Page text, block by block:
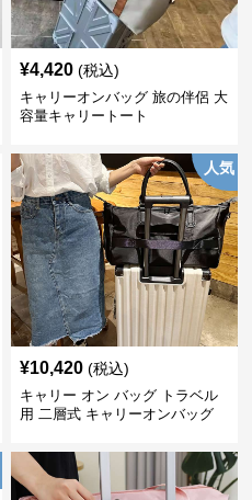
¥4,420 (税込)
キャリーオンバッグ 旅の伴侶 大
容量キャリートート
人気
¥10,420 (税込)
キャリー オン バッグ トラベル
用 二層式 キャリーオンバッグ